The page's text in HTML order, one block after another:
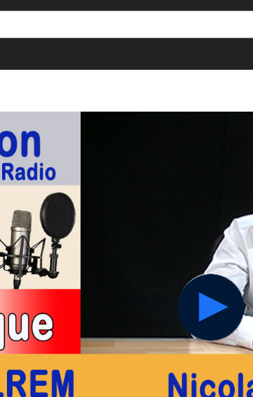
[()]